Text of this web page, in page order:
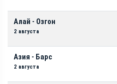
Алай - Озгон
2 августа
Азия - Барс
2 августа